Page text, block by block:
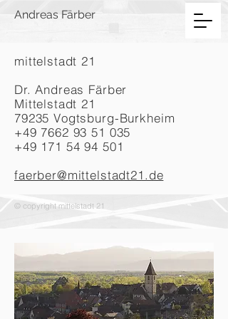
Andreas Färber
mittelstadt 21
Dr. Andreas Färber
Mittelstadt 21
79235 Vogtsburg-Burkheim
+49 7662 93 51 035
+49 171 54 94 501
faerber@mittelstadt21.de
© copyright mittelstadt 21